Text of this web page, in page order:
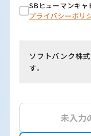
SBヒューマンキャ
プライバシーポリ
ソフトバンク株
す。
未入力